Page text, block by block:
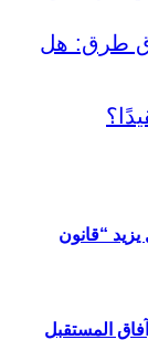
“قانون
المستقبل